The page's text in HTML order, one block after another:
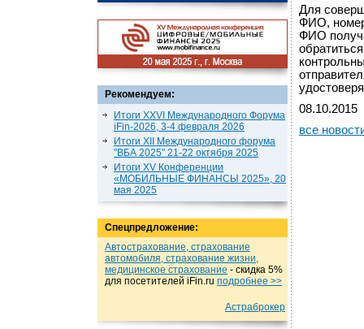
Рекомендуем:
Итоги XXVI Международного Форума
iFin-2026, 3-4 февраля 2026
Итоги XII Международного форума
"ВБА 2025" 21-22 октября 2025
Итоги XV Конференции
«МОБИЛЬНЫЕ ФИНАНСЫ 2025», 20
мая 2025
Спецпредложение:
Автострахование, страхование
автомобиля, страхование жизни,
медицинское страхование - cкидка 5%
для посетителей iFin.ru подробнеe >>
Астраброкер
Для
ФИО, номер
ФИО
08.10.2015
все